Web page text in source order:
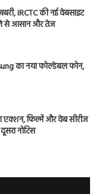
IRCTC की नई वेबसाइट
से आसान और तेज
का नया फोल्डेबल फोन,
एक्शन, फिल्में और वेब सीरीज
नोटिस